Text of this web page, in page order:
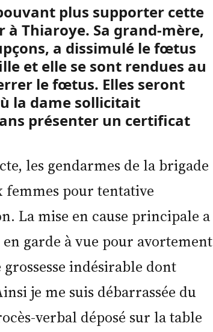
plus supporter cette
à Thiaroye. Sa grand-mère,
a dissimulé le fœtus
et elle se sont rendues au
le fœtus. Elles seront
la dame sollicitait
présenter un certificat
les gendarmes de la brigade
femmes pour tentative
La mise en cause principale a
garde à vue pour avortement
grossesse indésirable dont
je me suis débarrassée du
verbal déposé sur la table